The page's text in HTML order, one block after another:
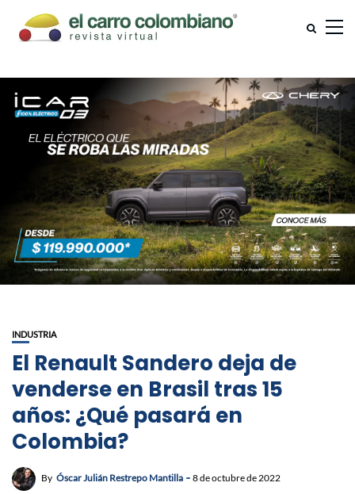
INDUSTRIA
El Renault Sandero deja de
venderse en Brasil tras 15
años: ¿Qué pasará en
Colombia?
By Óscar Julián Restrepo Mantilla 8 de octubre de 2022